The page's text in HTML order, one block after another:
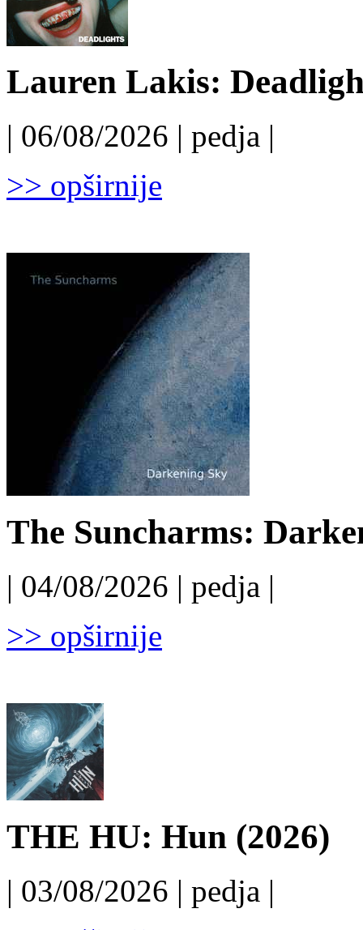
Lauren Lakis:
| 06/08/2026 | pedja |
>> opširnije
The Suncharms:
| 04/08/2026 | pedja |
>> opširnije
THE HU: Hun (2026)
| 03/08/2026 | pedja |